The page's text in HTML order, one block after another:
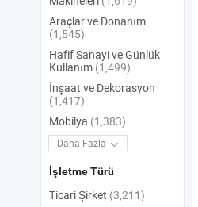
Araçlar ve Donanım
(1,545)
Hafif Sanayi ve Günlük
Kullanım (1,499)
İnşaat ve Dekorasyon
(1,417)
Mobilya (1,383)
Daha Fazla
İşletme Türü
Ticari Şirket (3,211)